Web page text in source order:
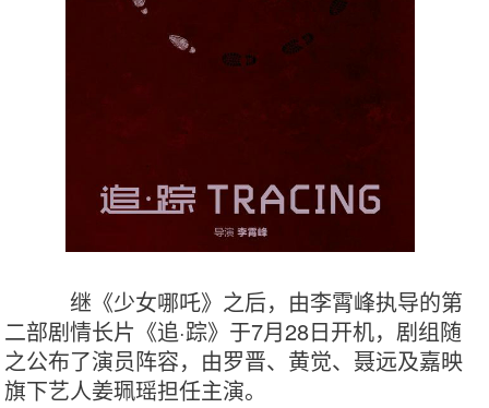
二部剧情长片《追·踪》于7月28日开机，剧组随
之公布了演员阵容，由罗晋、黄觉、聂远及嘉映
旗下艺人姜珮瑶担任主演。